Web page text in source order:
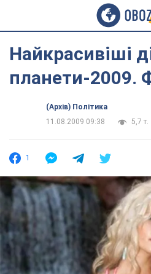
Найкрасивіші
планети-2009.
(Архів) Політика
11.08.2009 09:38
5,7 т.
1